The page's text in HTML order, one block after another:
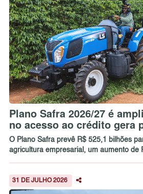
Plano Safra 2026/27 é
no acesso ao crédito gera
O Plano Safra prevê R$ 525,1 bilhões
agricultura empresarial, um aumento de
31 DE JULHO 2026